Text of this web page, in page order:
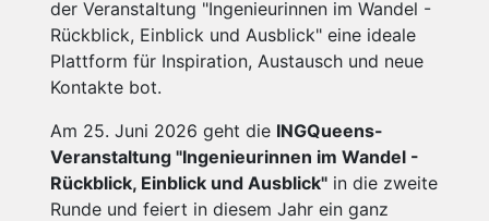
der Veranstaltung "Ingenieurinnen im Wandel -
Rückblick, Einblick und Ausblick" eine ideale
Plattform für Inspiration, Austausch und neue
Kontakte bot.
Am 25. Juni 2026 geht die INGQueens-
Veranstaltung "Ingenieurinnen im Wandel -
Rückblick, Einblick und Ausblick" in die zweite
Runde und feiert in diesem Jahr ein ganz